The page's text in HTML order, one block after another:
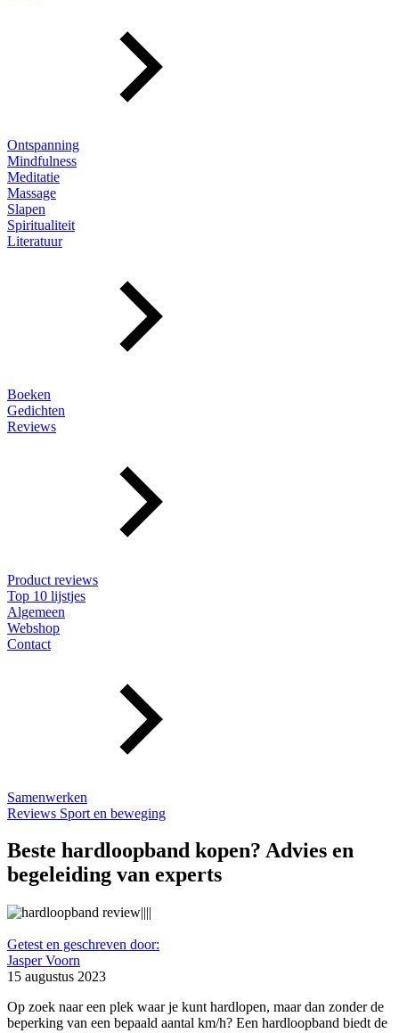
Ontspanning
Mindfulness
Meditatie
Massage
Slapen
Spiritualiteit
Literatuur
Boeken
Gedichten
Reviews
Product reviews
Top 10 lijstjes
Algemeen
Webshop
Contact
Samenwerken
Reviews Sport en beweging
Beste hardloopband kopen? Advies en
begeleiding van experts
Getest en geschreven door:
Jasper Voorn
15 augustus 2023
Op zoek naar een plek waar je kunt hardlopen, maar dan zonder de
beperking van een bepaald aantal km/h? Een hardloopband biedt de